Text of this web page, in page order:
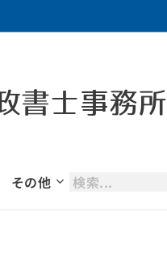
書士事務所
その他